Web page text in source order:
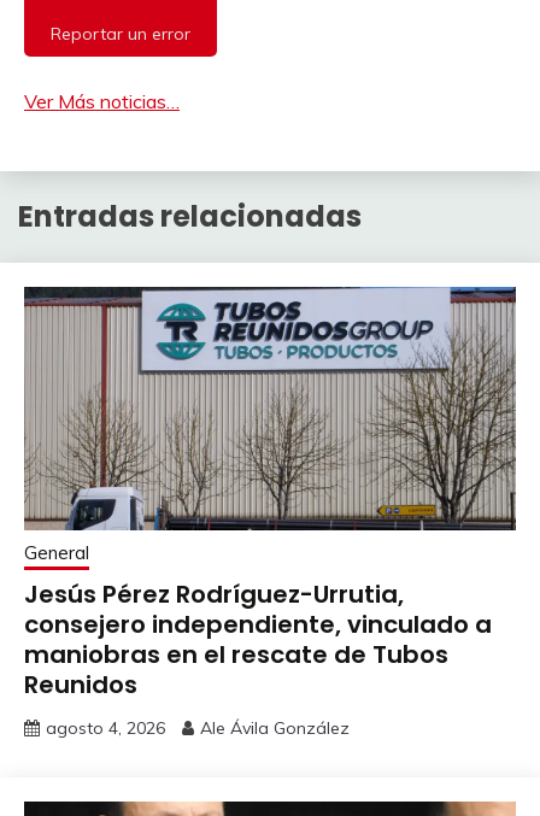
Reportar un error
Ver Más noticias…
Entradas relacionadas
General
Jesús Pérez Rodríguez-Urrutia,
consejero independiente, vinculado a
maniobras en el rescate de Tubos
Reunidos
agosto 4, 2026 Ale Ávila González